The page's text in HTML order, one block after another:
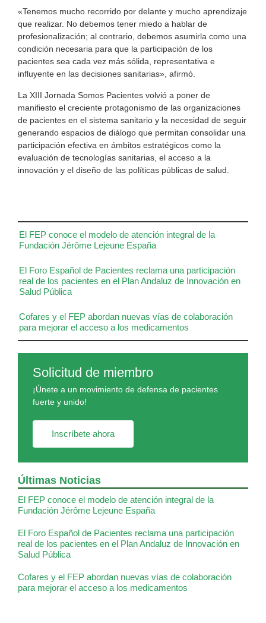
El FEP conoce el modelo de atención integral de la
Fundación Jérôme Lejeune España
El Foro Español de Pacientes reclama una participación
real de los pacientes en el Plan Andaluz de Innovación en
Salud Pública
Cofares y el FEP abordan nuevas vías de colaboración
para mejorar el acceso a los medicamentos
Solicitud de miembro
¡Únete a un movimiento de defensa de pacientes
fuerte y unido!
Inscríbete ahora
Últimas Noticias
El FEP conoce el modelo de atención integral de la
Fundación Jérôme Lejeune España
El Foro Español de Pacientes reclama una participación
real de los pacientes en el Plan Andaluz de Innovación en
Salud Pública
Cofares y el FEP abordan nuevas vías de colaboración
para mejorar el acceso a los medicamentos
«Tenemos mucho recorrido por delante y mucho aprendizaje
que realizar. No debemos tener miedo a hablar de
profesionalización; al contrario, debemos asumirla como una
condición necesaria para que la participación de los
pacientes sea cada vez más sólida, representativa e
influyente en las decisiones sanitarias», afirmó.
La XIII Jornada Somos Pacientes volvió a poner de
manifiesto el creciente protagonismo de las organizaciones
de pacientes en el sistema sanitario y la necesidad de seguir
generando espacios de diálogo que permitan consolidar una
participación efectiva en ámbitos estratégicos como la
evaluación de tecnologías sanitarias, el acceso a la
innovación y el diseño de las políticas públicas de salud.